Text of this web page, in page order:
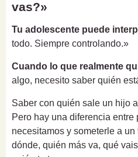
vas?»
Tu adolescente puede
todo. Siempre controlando.»
Cuando lo que realmente
algo, necesito saber quién
Saber con quién sale un hijo
Pero hay una diferencia
necesitamos y someterle a
dónde, quién más va, qué